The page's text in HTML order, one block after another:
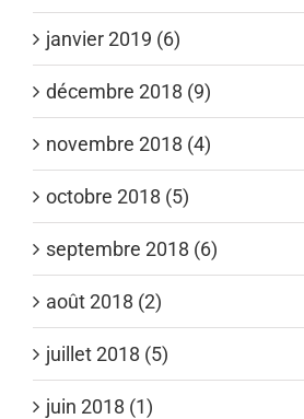
janvier 2019 (6)
décembre 2018 (9)
novembre 2018 (4)
octobre 2018 (5)
septembre 2018 (6)
août 2018 (2)
juillet 2018 (5)
juin 2018 (1)